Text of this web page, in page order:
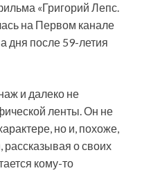
«Григорий Лепс.
на Первом канале
дня после 59-летия
и далеко не
ленты. Он не
но и, похоже,
рассказывая о своих
кому-то